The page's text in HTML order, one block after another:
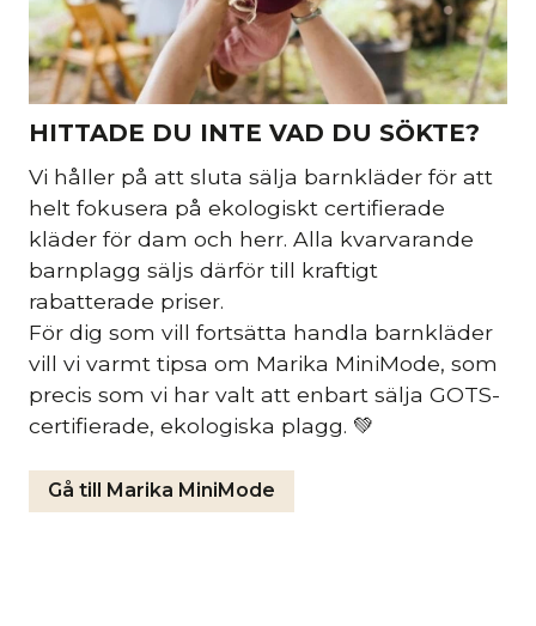
HITTADE DU INTE VAD DU SÖKTE?
Vi håller på att sluta sälja barnkläder för att
helt fokusera på ekologiskt certifierade
kläder för dam och herr. Alla kvarvarande
barnplagg säljs därför till kraftigt
rabatterade priser.
För dig som vill fortsätta handla barnkläder
vill vi varmt tipsa om Marika MiniMode, som
precis som vi har valt att enbart sälja GOTS-
certifierade, ekologiska plagg. 💚
Gå till Marika MiniMode